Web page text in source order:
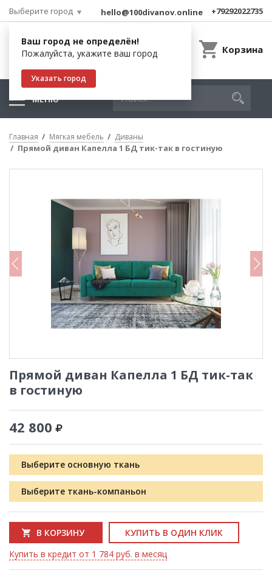
Выберите город
Ваш город не определён!
Пожалуйста, укажите ваш город
Указать город
hello@100divanov.online +79292022735
Корзина
МЕНЮ
Главная Мягкая мебель Диваны
Прямой диван Капелла 1 БД тик-так в гостиную
Прямой диван Капелла 1 БД тик-так
в гостиную
42 800
Выберите основную ткань
Выберите ткань-компаньон
В КОРЗИНУ
КУПИТЬ В ОДИН КЛИК
Купить в кредит от 1 784 руб. в месяц